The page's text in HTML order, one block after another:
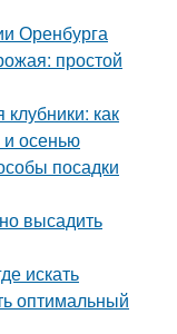
Оренбурга
простой
как
и осенью
посадки
высадить
искать
оптимальный